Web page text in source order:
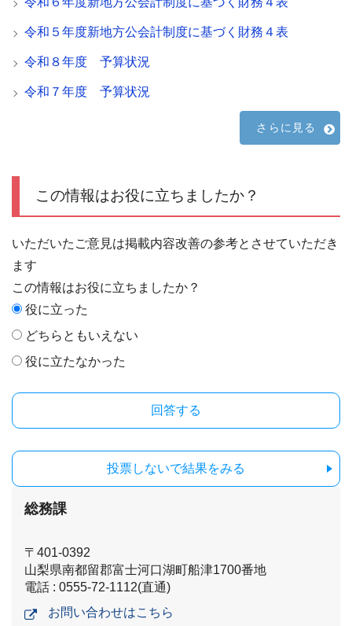
令和５年度新地方公会計制度に基づく財務４表
令和８年度 予算状況
令和７年度 予算状況
さらに見る
この情報はお役に立ちましたか？
いただいたご意見は掲載内容改善の参考とさせていただき
ます
この情報はお役に立ちましたか？
役に立った
どちらともいえない
役に立たなかった
投票しないで結果をみる
総務課
〒401-0392
山梨県南都留郡富士河口湖町船津1700番地
電話 : 0555-72-1112(直通)
お問い合わせはこちら